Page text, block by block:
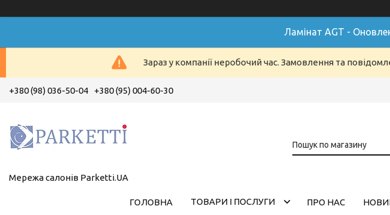
Ламінат AGT -
Зараз у компанії неробочий час. Замовлення та
+380 (98) 036-50-04 +380 (95) 004-60-30
Мережа салонів Parketti.UA
ГОЛОВНА ТОВАРИ І ПОСЛУГИ ПРО НАС